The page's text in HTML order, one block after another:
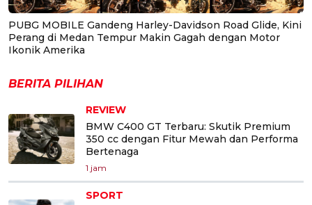
PUBG MOBILE Gandeng Harley-Davidson Road Glide, Kini
Perang di Medan Tempur Makin Gagah dengan Motor
Ikonik Amerika
BERITA PILIHAN
REVIEW
BMW C400 GT Terbaru: Skutik Premium
350 cc dengan Fitur Mewah dan Performa
Bertenaga
1 jam
SPORT